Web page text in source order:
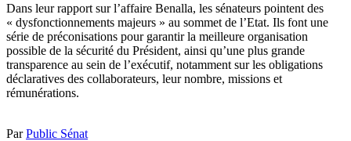
Dans leur rapport sur l’affaire Benalla, les sénateurs pointent des
« dysfonctionnements majeurs » au sommet de l’Etat. Ils font une
série de préconisations pour garantir la meilleure organisation
possible de la sécurité du Président, ainsi qu’une plus grande
transparence au sein de l’exécutif, notamment sur les obligations
déclaratives des collaborateurs, leur nombre, missions et
rémunérations.
ParPublic Sénat